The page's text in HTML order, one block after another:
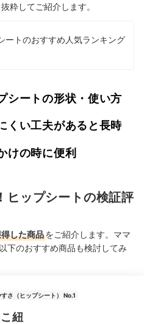
粋してご紹介します。
ートのおすすめ人気ランキング
ートの形状・使い方
い工夫があると長時
の時に便利
ヒップシートの検証評
した商品をご紹介します。ママ
下のおすすめ商品も検討してみ
さ（ヒップシート） No.1
紐